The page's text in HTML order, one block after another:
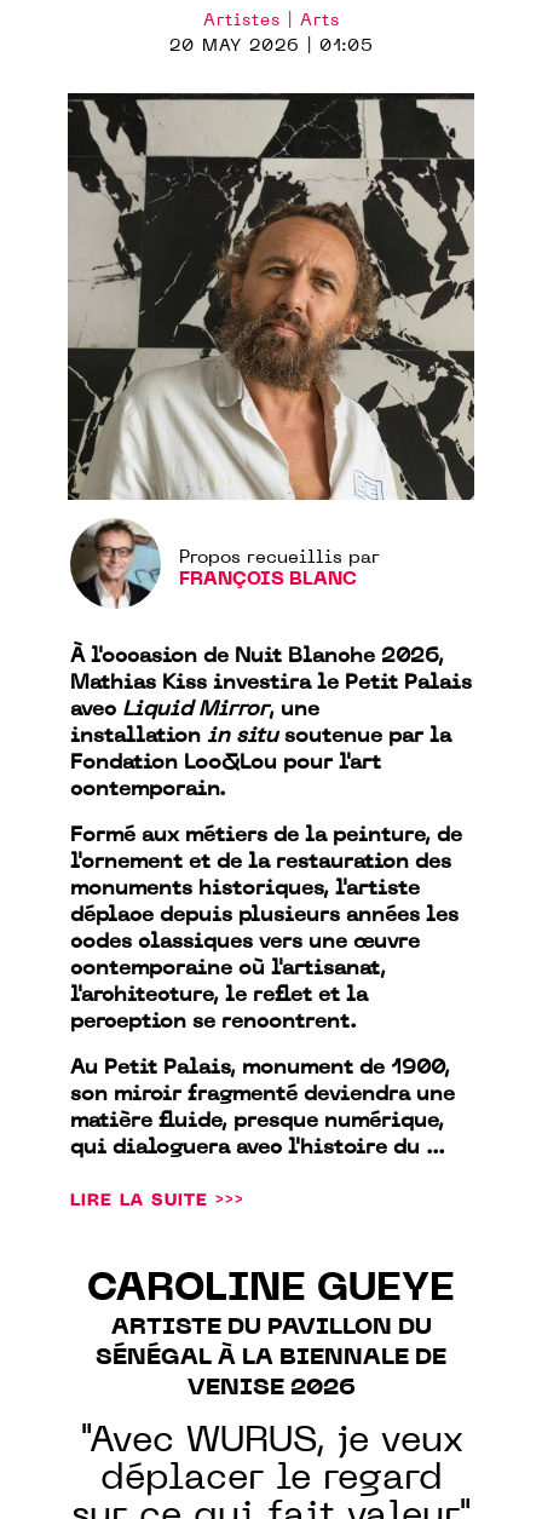
Artistes | Arts
20 MAY 2026 | 01:05
Propos recueillis par
FRANÇOIS BLANC
À l'occasion de Nuit Blanche 2026,
Mathias Kiss investira le Petit Palais
avec Liquid Mirror, une
installation in situsoutenue par la
Fondation Loo&Lou pour l'art
contemporain.
Formé aux métiers de la peinture, de
l'ornement et de la restauration des
monuments historiques, l'artiste
déplace depuis plusieurs années les
codes classiques vers une œuvre
contemporaine où l'artisanat,
l'architecture, le reflet et la
perception se rencontrent.
Au Petit Palais, monument de 1900,
son miroir fragmenté deviendra une
matière fluide, presque numérique,
qui dialoguera avec l'histoire du ...
LIRE LA SUITE >>>
CAROLINE GUEYE
ARTISTE DU PAVILLON DU
SÉNÉGAL À LA BIENNALE DE
VENISE 2026
"Avec WURUS, je veux
déplacer le regard